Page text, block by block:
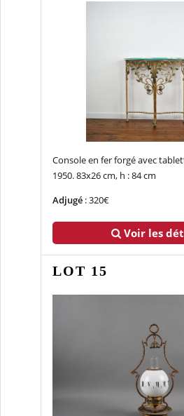
Console en fer forgé avec
1950. 83x26 cm, h : 84 cm
Adjugé: 320€
Voir les
LOT 15